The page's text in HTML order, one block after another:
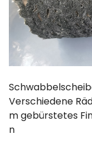
Verschiedene
m gebürstetes
n